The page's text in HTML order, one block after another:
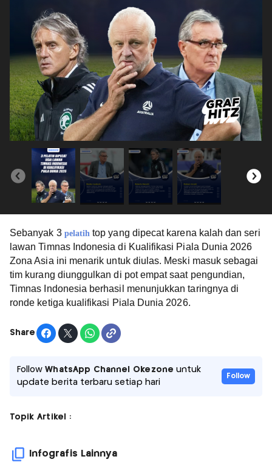
Sebanyak 3 pelatihtop yang dipecat karena kalah dan seri
lawan Timnas Indonesia di Kualifikasi Piala Dunia 2026
Zona Asia ini menarik untuk diulas. Meski masuk sebagai
tim kurang diunggulkan di pot empat saat pengundian,
Timnas Indonesia berhasil menunjukkan taringnya di
ronde ketiga kualifikasi Piala Dunia 2026.
Share
FollowWhatsApp Channel Okezone untuk
update berita terbaru setiap hari
Follow
Topik Artikel :
Infografis Lainnya